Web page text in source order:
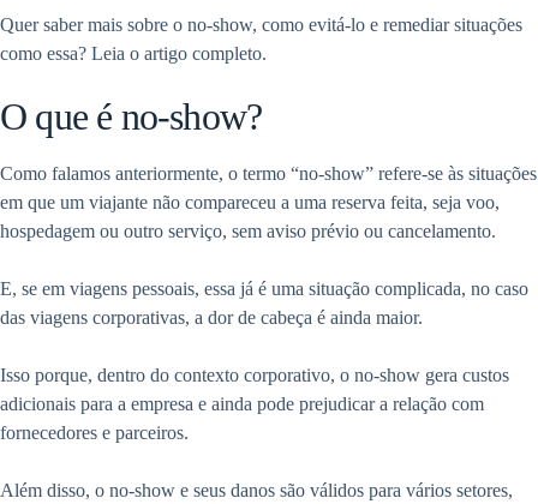
Quer saber mais sobre o no-show, como evitá-lo e remediar situações
como essa? Leia o artigo completo.
O que é no-show?
Como falamos anteriormente, o termo “no-show” refere-se às situações
em que um viajante não compareceu a uma reserva feita, seja voo,
hospedagem ou outro serviço, sem aviso prévio ou cancelamento.
E, se em viagens pessoais, essa já é uma situação complicada, no caso
das viagens corporativas, a dor de cabeça é ainda maior.
Isso porque, dentro do contexto corporativo, o no-show gera custos
adicionais para a empresa e ainda pode prejudicar a relação com
fornecedores e parceiros.
Além disso, o no-show e seus danos são válidos para vários setores,